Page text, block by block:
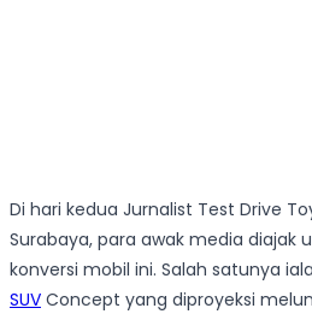
Di hari kedua Jurnalist Test Drive
Surabaya, para awak media diajak
konversi mobil ini. Salah satunya
SUV Concept yang diproyeksi